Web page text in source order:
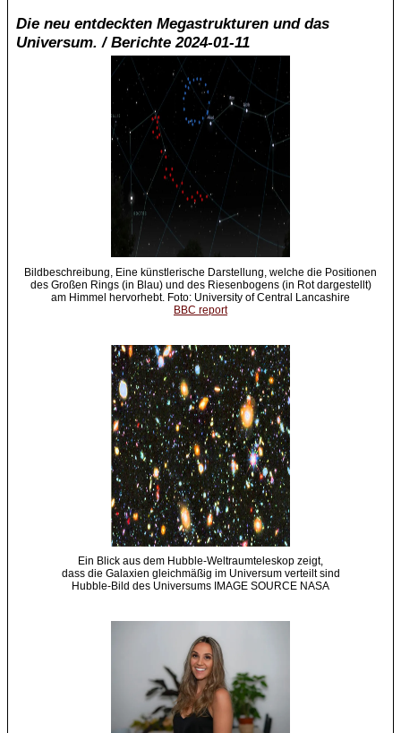
Die neu entdeckten Megastrukturen und das
Universum. / Berichte 2024-01-11
Bildbeschreibung, Eine künstlerische Darstellung, welche die Positionen
des Großen Rings (in Blau) und des Riesenbogens (in Rot dargestellt)
am Himmel hervorhebt. Foto: University of Central Lancashire
BBC report
Ein Blick aus dem Hubble-Weltraumteleskop zeigt,
dass die Galaxien gleichmäßig im Universum verteilt sind
Hubble-Bild des Universums IMAGE SOURCE NASA